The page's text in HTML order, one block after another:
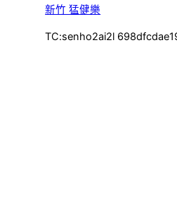
新竹 猛健樂
TC:senho2ai2l